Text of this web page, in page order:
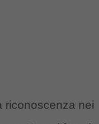
riconoscenza nei